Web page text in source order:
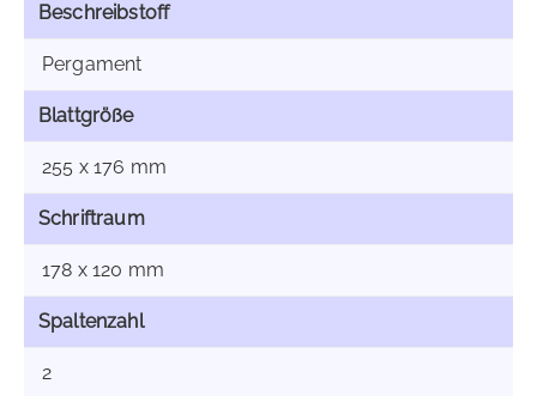
Beschreibstoff
Pergament
Blattgröße
255 x 176 mm
Schriftraum
178 x 120 mm
Spaltenzahl
2